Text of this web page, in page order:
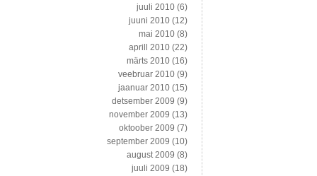
juuli 2010 (6)
juuni 2010 (12)
mai 2010 (8)
aprill 2010 (22)
märts 2010 (16)
veebruar 2010 (9)
jaanuar 2010 (15)
detsember 2009 (9)
november 2009 (13)
oktoober 2009 (7)
september 2009 (10)
august 2009 (8)
juuli 2009 (18)